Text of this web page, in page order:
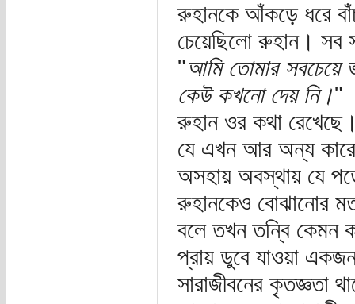
রুহানকে আঁকড়ে ধরে
চেয়েছিলো রুহান।
"আমি তোমার
কেউ কখনো দেয় নি।"
রুহান ওর কথা
যে এখন আর অন্য
অসহায় অবস্থায় যে
রুহানকেও বোঝানোর
বলে তখন তন্বি কেমন
প্রায় ডুবে যাওয়া
সারাজীবনের কৃতজ্ঞতা